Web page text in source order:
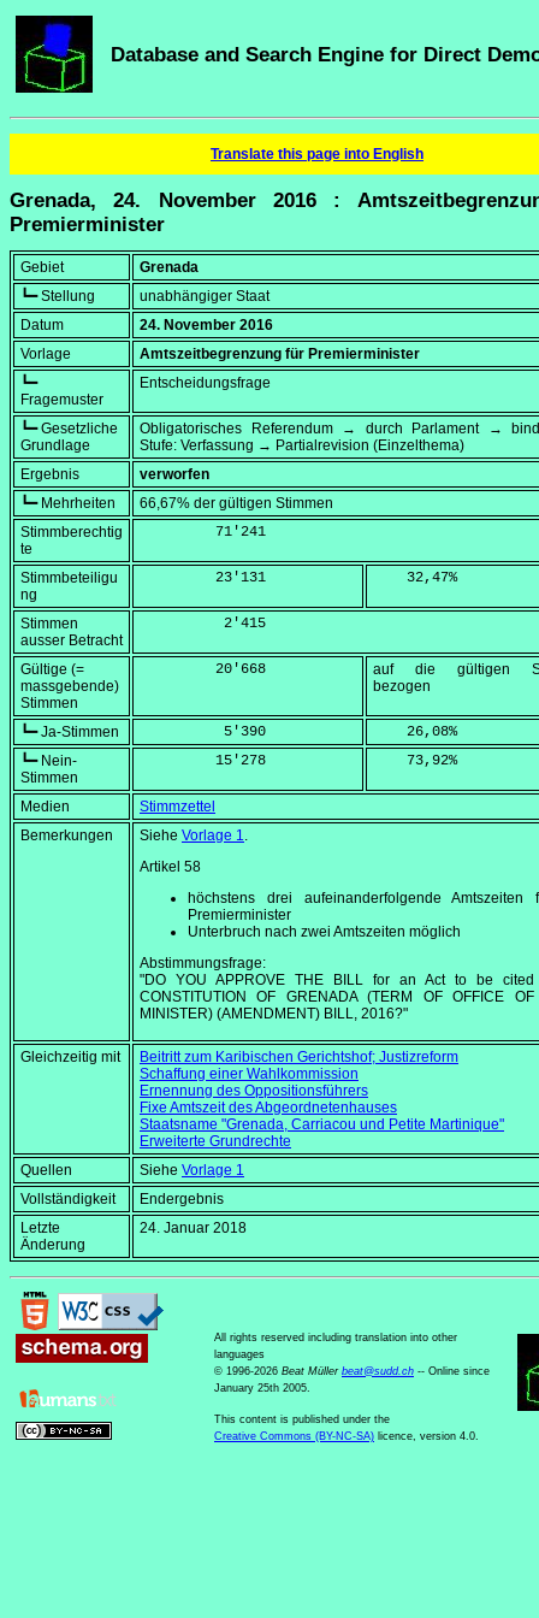
Database and Search Engine for Direct
Translate this page into English
Grenada, 24. November 2016 :
Premierminister
Gebiet
Grenada
┗━ Stellung
unabhängiger Staat
Datum
24. November 2016
Vorlage
Amtszeitbegrenzung für Premierminister
┗━
Fragemuster
Entscheidungsfrage
┗━ Gesetzliche
Grundlage
Obligatorisches Referendum → durch Parlament →
Stufe: Verfassung → Partialrevision (Einzelthema)
Ergebnis
verworfen
┗━ Mehrheiten
66,67% der gültigen Stimmen
Stimmberechtig
te
         71'241
Stimmbeteiligu
ng
         23'131
    32,47
%
Stimmen
ausser Betracht
          2'415
Gültige (=
massgebende)
Stimmen
         20'668
auf die gültigen
bezogen
┗━ Ja-Stimmen
          5'390
    26,08
%
┗━ Nein-
Stimmen
         15'278
    73,92
%
Medien
Stimmzettel
Bemerkungen
Siehe Vorlage 1.
Artikel 58
höchstens drei aufeinanderfolgende Amtszeiten
Premierminister
Unterbruch nach zwei Amtszeiten möglich
Abstimmungsfrage:
"DO YOU APPROVE THE BILL for an Act to be
CONSTITUTION OF GRENADA (TERM OF OFFICE OF
MINISTER) (AMENDMENT) BILL, 2016?"
Gleichzeitig mit
Beitritt zum Karibischen Gerichtshof; Justizreform
Schaffung einer Wahlkommission
Ernennung des Oppositionsführers
Fixe Amtszeit des Abgeordnetenhauses
Staatsname "Grenada, Carriacou und Petite Martinique"
Erweiterte Grundrechte
Quellen
Siehe Vorlage 1
Vollständigkeit
Endergebnis
Letzte
Änderung
24. Januar 2018
All rights reserved including translation into other
languages
© 1996-2026 Beat Müller beat@sudd.ch -- Online since
January 25th 2005.
This content is published under the
Creative Commons (BY-NC-SA) licence, version 4.0.